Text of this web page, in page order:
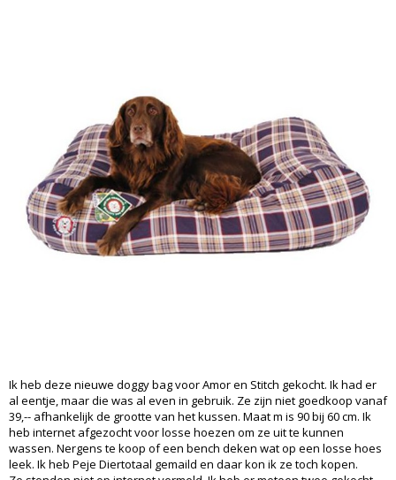
Ik heb deze nieuwe doggy bag voor Amor en Stitch gekocht. Ik had er
al eentje, maar die was al even in gebruik. Ze zijn niet goedkoop vanaf
39,-- afhankelijk de grootte van het kussen. Maat m is 90 bij 60 cm. Ik
heb internet afgezocht voor losse hoezen om ze uit te kunnen
wassen. Nergens te koop of een bench deken wat op een losse hoes
leek. Ik heb Peje Diertotaal gemaild en daar kon ik ze toch kopen.